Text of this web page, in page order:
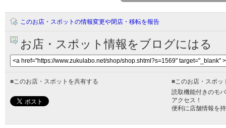
このお店・スポットの情報変更や閉店・移転を報告
お店・スポット情報をブログにはる
■このお店・スポットを共有する ■このお店・スポッ
読取機能付きのモ
アクセス！
便利に店舗情報を